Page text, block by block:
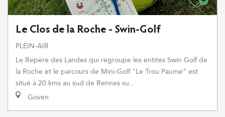
Le Clos de la Roche - Swin-Golf
PLEIN-AIR
Le Repère des Landes qui regroupe les entités Swin Golf de
la Roche et le parcours de Mini-Golf "Le Trou Paumé" est
situé à 20 kms au sud de Rennes su...
Goven